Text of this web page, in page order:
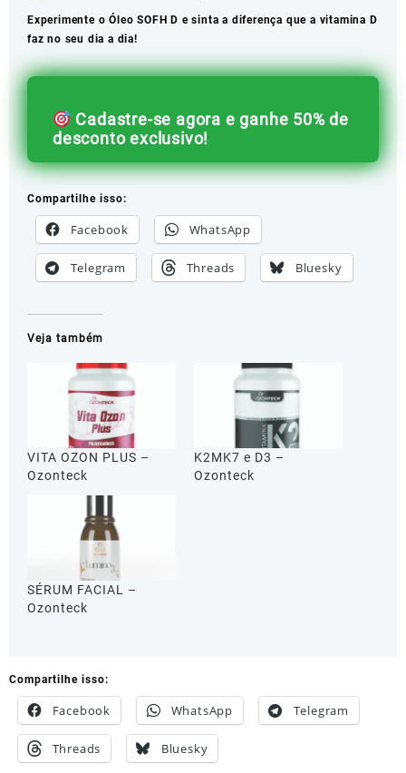
Experimente o Óleo SOFH D e sinta a diferença que a vitamina D
faz no seu dia a dia!
Cadastre-se agora e ganhe 50% de
desconto exclusivo!
Compartilhe isso:
Facebook WhatsApp
Telegram Threads Bluesky
Veja também
VITA OZON PLUS –
Ozonteck
K2MK7 e D3 –
Ozonteck
SÉRUM FACIAL –
Ozonteck
Compartilhe isso:
Facebook WhatsApp Telegram
Threads Bluesky